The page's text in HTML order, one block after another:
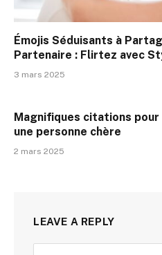
Émojis Séduisants à
Partenaire : Flirtez avec
3 mars 2025
Magnifiques citations
une personne chère
2 mars 2025
LEAVE A REPLY